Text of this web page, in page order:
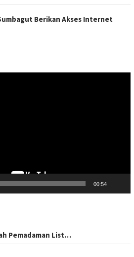
Berikan Akses Internet
00:54
Pemadaman List…